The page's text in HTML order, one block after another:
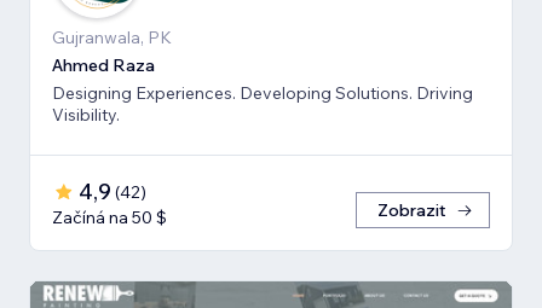
Gujranwala, PK
Ahmed Raza
Designing Experiences. Developing Solutions. Driving
Visibility.
4,9 (42)
Začíná na 50 $
Zobrazit